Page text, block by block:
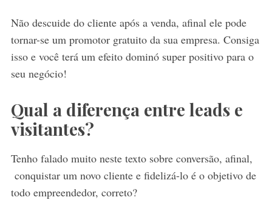
Não descuide do cliente após a venda, afinal ele pode
tornar-se um promotor gratuito da sua empresa. Consiga
isso e você terá um efeito dominó super positivo para o
seu negócio!
Qual a diferença entre leads e
visitantes?
Tenho falado muito neste texto sobre conversão, afinal,
conquistar um novo cliente e fidelizá-lo é o objetivo de
todo empreendedor, correto?